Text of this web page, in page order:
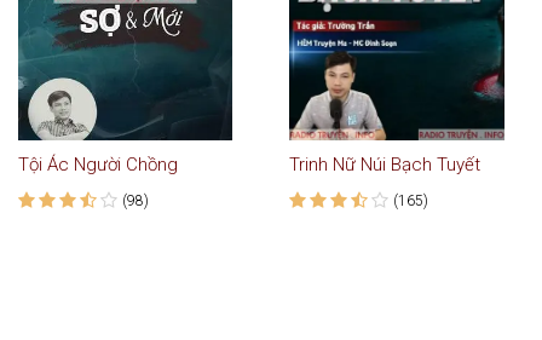
Tội Ác Người Chồng
(98)
Trinh Nữ Núi Bạch Tuyết
(165)